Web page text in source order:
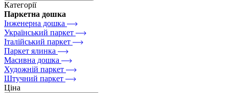
Категорії
Паркетна дошка
Інженерна дошка
Український паркет
Італійський паркет
Паркет ялинка
Масивна дошка
Художній паркет
Штучний паркет
Ціна